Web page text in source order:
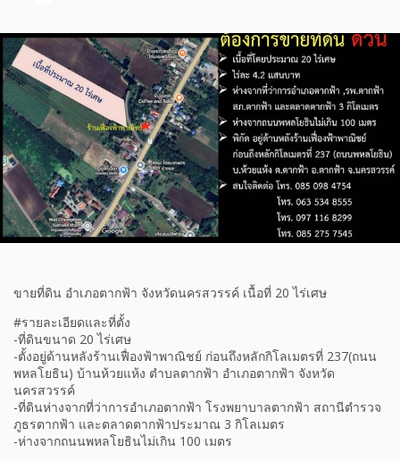
ขายที่ดิน อำเภอตากฟ้า จังหวัดนครสวรรค์ เนื้อที่ 20 ไร่เศษ
#รายละเอียดและที่ตั้ง
-ที่ดินขนาด 20 ไร่เศษ
-ตั้งอยู่ด้านหลังร้านเฟื่องฟ้าพาณิชย์ ก่อนถึงหลักกิโลเมตรที่ 237(ถนน
พหลโยธิน) บ้านห้วยแห้ง ตำบลตากฟ้า อำเภอตากฟ้า จังหวัด
นครสวรรค์
-ที่ดินห่างจากที่ว่าการอำเภอตากฟ้า โรงพยาบาลตากฟ้า สถานีตำรวจ
ภูธรตากฟ้า และตลาดตากฟ้าประมาณ 3 กิโลเมตร
-ห่างจากถนนพหลโยธินไม่เกิน 100 เมตร